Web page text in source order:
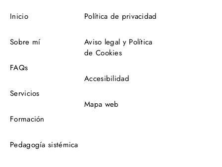
Inicio
Sobre mí
FAQs
Servicios
Formación
Pedagogía sistémica
Política de privacidad
Aviso legal y Política
de Cookies
Accesibilidad
Mapa web